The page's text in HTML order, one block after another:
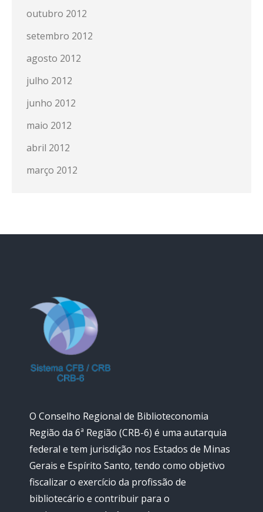
outubro 2012
setembro 2012
agosto 2012
julho 2012
junho 2012
maio 2012
abril 2012
março 2012
O Conselho Regional de Biblioteconomia
Região da 6ª Região (CRB-6) é uma autarquia
federal e tem jurisdição nos Estados de Minas
Gerais e Espírito Santo, tendo como objetivo
fiscalizar o exercício da profissão de
bibliotecário e contribuir para o